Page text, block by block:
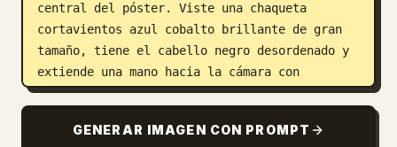
central del póster. Viste una chaqueta
cortavientos azul cobalto brillante de gran
tamaño, tiene el cabello negro desordenado y
extiende una mano hacia la cámara con
desenfoque de movimiento y poca profundidad
oscurecido por un bloque de censura de
GENERAR IMAGEN CON PROMPT